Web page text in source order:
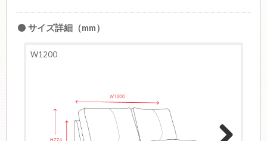
サイズ詳細（mm）
W1200